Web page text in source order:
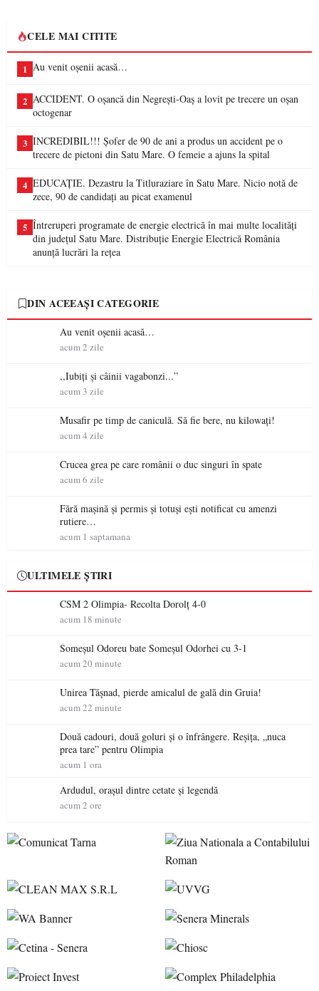
CELE MAI CITITE
1 Au venit oșenii acasă…
2 ACCIDENT. O oșancă din Negrești-Oaș a lovit pe trecere un oșan
octogenar
3 INCREDIBIL!!! Șofer de 90 de ani a produs un accident pe o
trecere de pietoni din Satu Mare. O femeie a ajuns la spital
4 EDUCAȚIE. Dezastru la Titluraziare în Satu Mare. Nicio notă de
zece, 90 de candidați au picat examenul
5 Întreruperi programate de energie electrică în mai multe localități
din județul Satu Mare. Distribuție Energie Electrică România
anunță lucrări la rețea
DIN ACEEAȘI CATEGORIE
Au venit oșenii acasă…
acum 2 zile
,,Iubiți și câinii vagabonzi...”
acum 3 zile
Musafir pe timp de caniculă. Să fie bere, nu kilowați!
acum 4 zile
Crucea grea pe care românii o duc singuri în spate
acum 6 zile
Fără mașină și permis și totuși ești notificat cu amenzi
rutiere…
acum 1 saptamana
ULTIMELE ȘTIRI
CSM 2 Olimpia- Recolta Dorolț 4-0
acum 18 minute
Someșul Odoreu bate Someșul Odorhei cu 3-1
acum 20 minute
Unirea Tășnad, pierde amicalul de gală din Gruia!
acum 22 minute
Două cadouri, două goluri și o înfrângere. Reșița, „nuca
prea tare” pentru Olimpia
acum 1 ora
Ardudul, orașul dintre cetate și legendă
acum 2 ore